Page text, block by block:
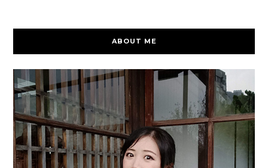
ABOUT ME